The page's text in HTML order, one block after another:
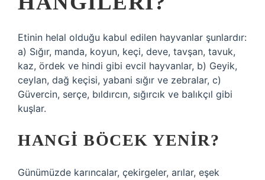
Etinin helal olduğu kabul edilen hayvanlar şunlardır:
a) Sığır, manda, koyun, keçi, deve, tavşan, tavuk,
kaz, ördek ve hindi gibi evcil hayvanlar, b) Geyik,
ceylan, dağ keçisi, yabani sığır ve zebralar, c)
Güvercin, serçe, bıldırcın, sığırcık ve balıkçıl gibi
kuşlar.
HANGI BÖCEK YENIR?
Günümüzde karıncalar, çekirgeler, arılar, eşek